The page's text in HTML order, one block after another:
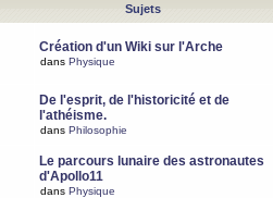
Sujets
Création d'un Wiki sur l'Arche
dans Physique
De l'esprit, de l'historicité et de
l'athéisme.
dans Philosophie
Le parcours lunaire des astronautes
d'Apollo11
dans Physique